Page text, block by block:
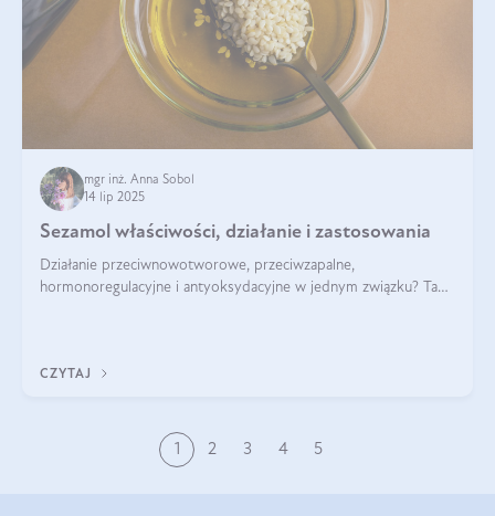
mgr inż. Anna Sobol
14 lip 2025
Sezamol właściwości, działanie i zastosowania
Działanie przeciwnowotworowe, przeciwzapalne,
hormonoregulacyjne i antyoksydacyjne w jednym związku? Tak
CZYTAJ
1 2 3 4 5